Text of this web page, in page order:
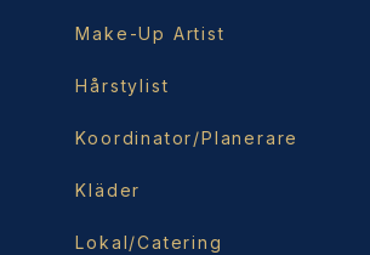
Make-Up Artist
Hårstylist
Koordinator/Planerare
Kläder
Lokal/Catering